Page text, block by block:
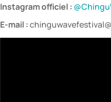
Instagram officiel :
E-mail :